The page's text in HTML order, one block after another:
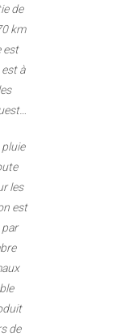
de
km
est
à
les
est
de